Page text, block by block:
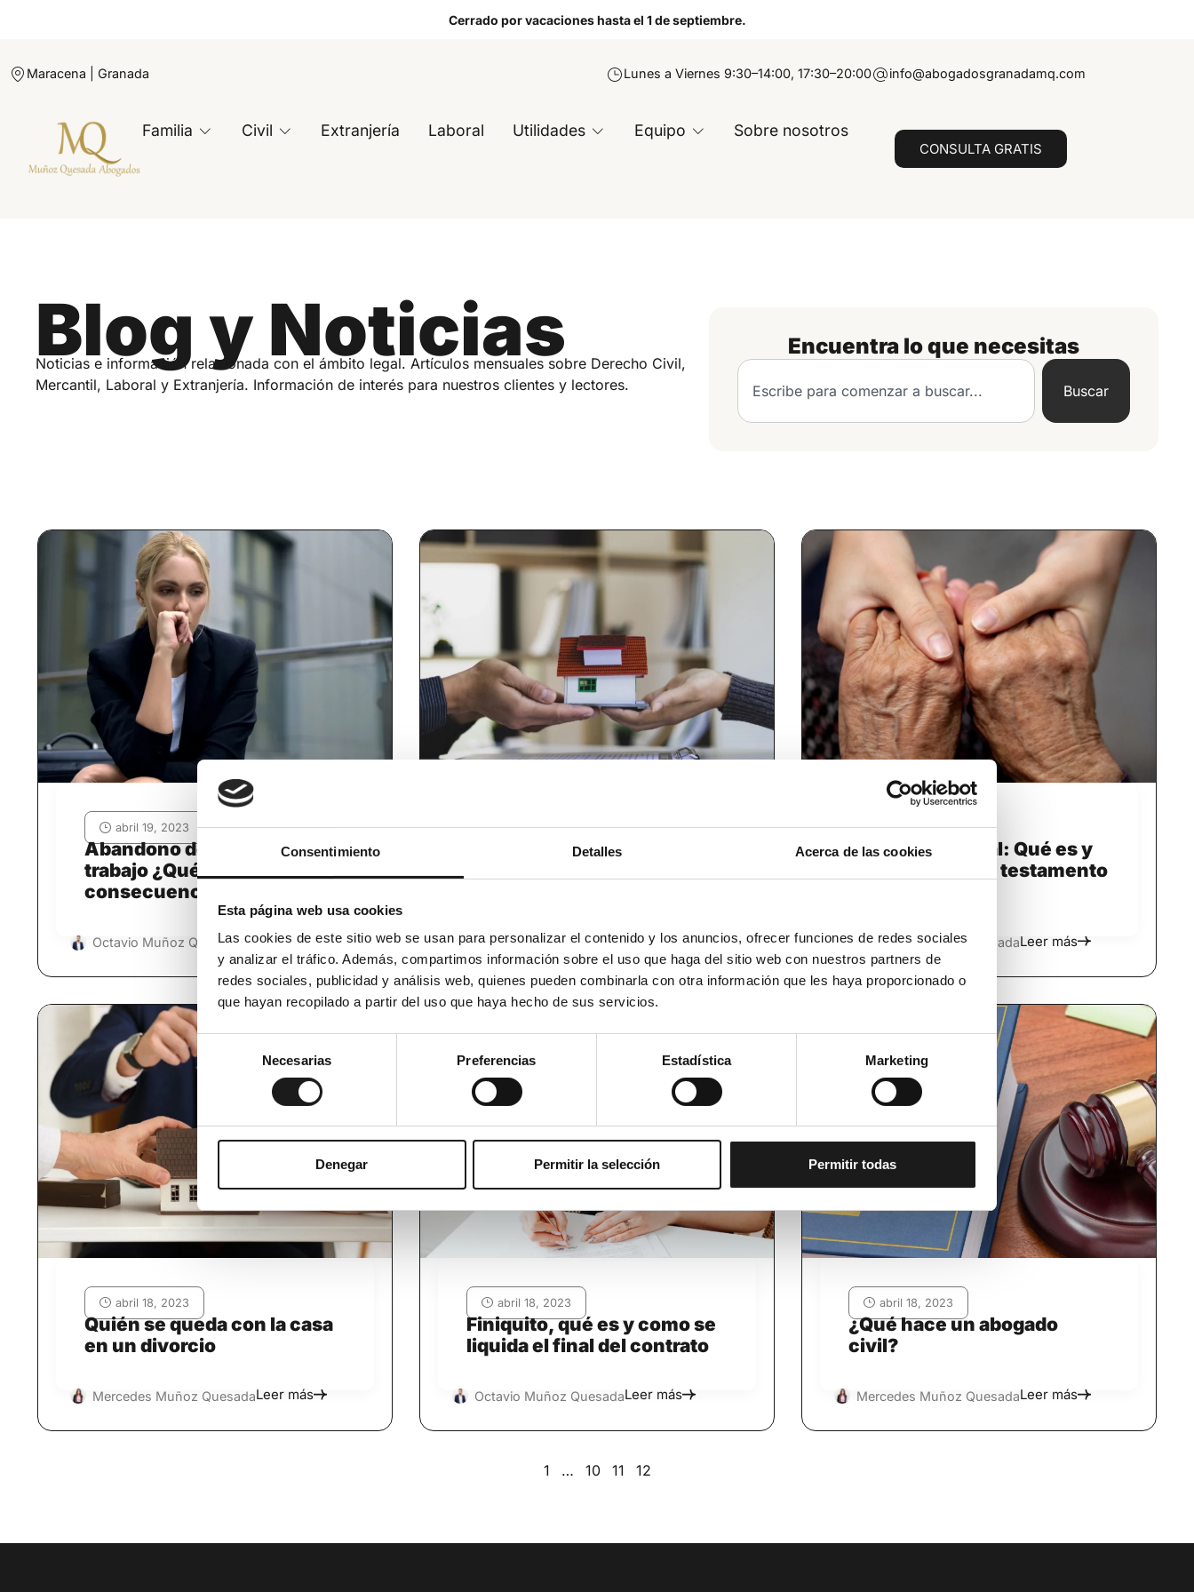
Consentimiento Detalles Acerca de las cookies
Esta página web usa cookies
Las cookies de este sitio web se usan para personalizar el contenido y los anuncios, ofrecer funciones de redes sociales
y analizar el tráfico. Además, compartimos información sobre el uso que haga del sitio web con nuestros partners de
redes sociales, publicidad y análisis web, quienes pueden combinarla con otra información que les haya proporcionado o
que hayan recopilado a partir del uso que haya hecho de sus servicios.
Selección
de
consentimiento
Necesarias Preferencias Estadística Marketing
Denegar Permitir la selección Permitir todas
Cerrado por vacaciones hasta el 1 de septiembre.
Maracena | Granada Lunes a Viernes 9:30–14:00, 17:30–20:00 info@abogadosgranadamq.com
Familia Civil Extranjería Laboral Utilidades Equipo Sobre nosotros
CONSULTA GRATIS
Blog y Noticias
Noticias e información relacionada con el ámbito legal. Artículos mensuales sobre Derecho Civil,
Mercantil, Laboral y Extranjería. Información de interés para nuestros clientes y lectores.
Encuentra lo que necesitas
Buscar
abril 19, 2023
Abandono del puesto de
trabajo ¿Qué es y qué
consecuencias tiene?
Octavio Muñoz Quesada Leer más
abril 19, 2023
Herencia con separación de
Mercedes Muñoz QuesadaLeer más
abril 19, 2023
Testamento vital: Qué es y
cómo se hace el testamento
Mercedes Muñoz QuesadaLeer más
abril 18, 2023
Quién se queda con la casa
en un divorcio
Mercedes Muñoz QuesadaLeer más
abril 18, 2023
Finiquito, qué es y como se
liquida el final del contrato
Octavio Muñoz QuesadaLeer más
abril 18, 2023
¿Qué hace un abogado
civil?
Mercedes Muñoz QuesadaLeer más
1 … 10 11 12